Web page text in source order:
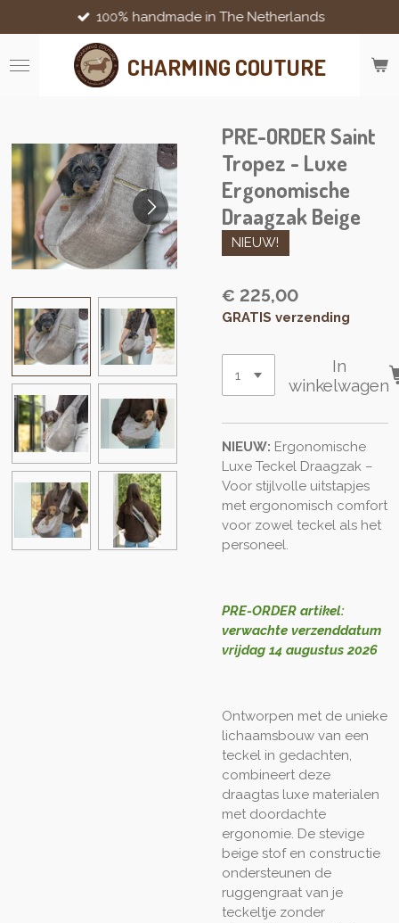
direct
naar
de
CHARMING COUTURE
100% handmade in The Netherlands
PRE-ORDER Saint
Tropez - Luxe
Ergonomische
Draagzak Beige
NIEUW!
€ 225,00
GRATIS verzending
In
winkelwagen
NIEUW: Ergonomische
Luxe Teckel Draagzak –
Voor stijlvolle uitstapjes
met ergonomisch comfort
voor zowel teckel als het
personeel.
PRE-ORDER artikel:
verwachte verzenddatum
vrijdag 14 augustus 2026
Ontworpen met de unieke
lichaamsbouw van een
teckel in gedachten,
combineert deze
draagtas luxe materialen
met doordachte
ergonomie. De stevige
beige stof en constructie
ondersteunen de
ruggengraat van je
teckeltje zonder